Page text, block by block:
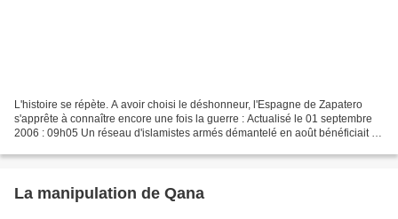
L'histoire se répète. A avoir choisi le déshonneur, l'Espagne de Zapatero
s'apprête à connaître encore une fois la guerre : Actualisé le 01 septembre
2006 : 09h05 Un réseau d'islamistes armés démantelé en août bénéficiait de
La manipulation de Qana